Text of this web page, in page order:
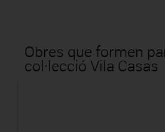
Obres que formen
col·lecció Vila Casas